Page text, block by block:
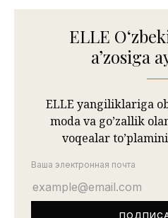
ELLE
aʼzosiga
ELLE yangiliklariga
moda va go’zallik
voqealar
Ваша электронная почта